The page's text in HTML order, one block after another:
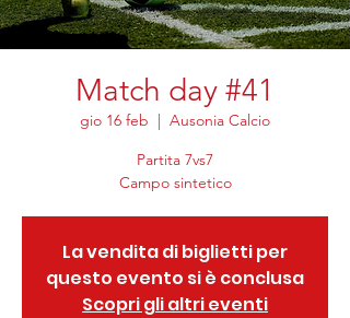
Match day #41
gio 16 feb
  |
Ausonia Calcio
Partita 7vs7
Campo sintetico
La vendita di biglietti per
questo evento si è conclusa
Scopri gli altri eventi